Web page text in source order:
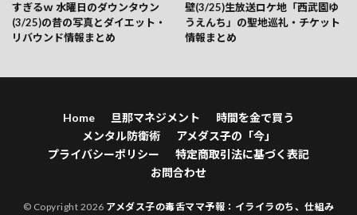
すぎるｗ 水曜日のダウンタウン
(3/25)の昔の写真とダイエット・
リバウンド情報まとめ
壁(3/25)生放送ロケ地「西武園ゆ
うえんち」の聖地巡礼・チケット
情報まとめ
Home 旦那マネジメント
時間を金で買う
メンタル防衛術
アメダス子の「今」
プライバシーポリシー
特定商取引法に基づく表記
お問合わせ
© Copyright 2026 アメダス子の毒舌ママ予報：イライラのち、仕組み